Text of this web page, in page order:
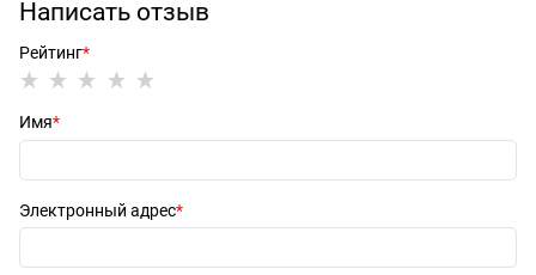
Написать отзыв
Рейтинг
Имя
Электронный адрес